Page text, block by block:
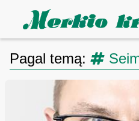
Pagal temą: